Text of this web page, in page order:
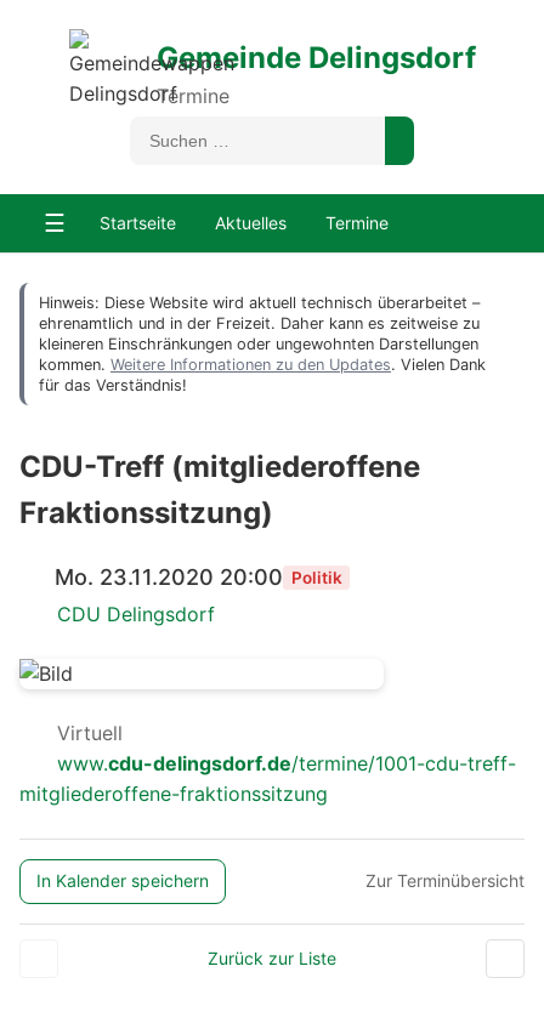
Gemeinde Delingsdorf
Termine
☰ Startseite Aktuelles Termine
Hinweis: Diese Website wird aktuell technisch überarbeitet –
ehrenamtlich und in der Freizeit. Daher kann es zeitweise zu
kleineren Einschränkungen oder ungewohnten Darstellungen
kommen. Weitere Informationen zu den Updates. Vielen Dank
für das Verständnis!
CDU-Treff (mitgliederoffene
Fraktionssitzung)
Mo. 23.11.2020 20:00 Politik
CDU Delingsdorf
Virtuell
www.cdu-delingsdorf.de/termine/1001-cdu-treff-
mitgliederoffene-fraktionssitzung
In Kalender speichern Zur Terminübersicht
Zurück zur Liste